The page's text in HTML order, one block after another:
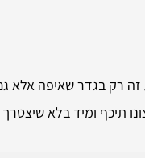
זה רק בגדר שאיפה
תיכף ומיד בלא